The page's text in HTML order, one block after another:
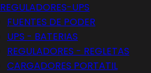
REGULADORES-UPS
FUENTES DE PODER
UPS - BATERIAS
REGULADORES - REGLETAS
CARGADORES PORTATIL